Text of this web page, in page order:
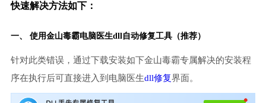
快速解决方法如下：
一、 使用金山毒霸电脑医生dll自动修复工具（推荐）
针对此类错误，通过下载安装如下金山毒霸专属解决的安装程
序在执行后可直接进入到电脑医生dll修复界面。